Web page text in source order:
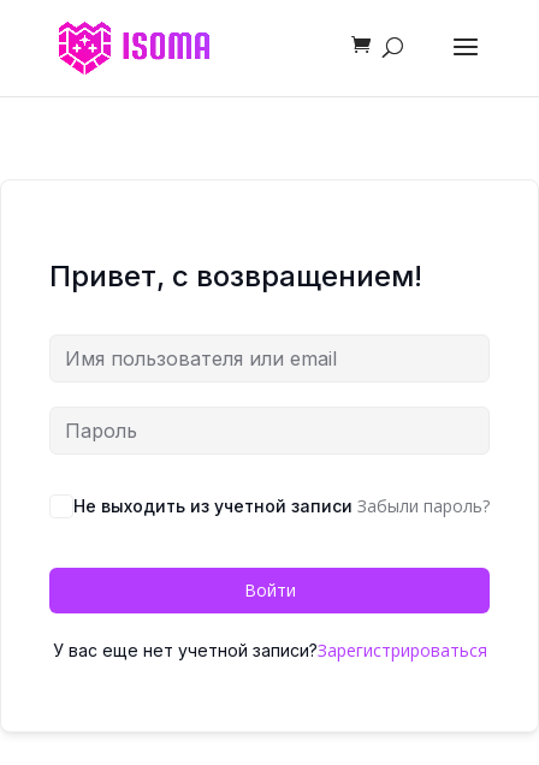
Привет, с возвращением!
Не выходить из учетной записи Забыли пароль?
Войти
У вас еще нет учетной записи?Зарегистрироваться